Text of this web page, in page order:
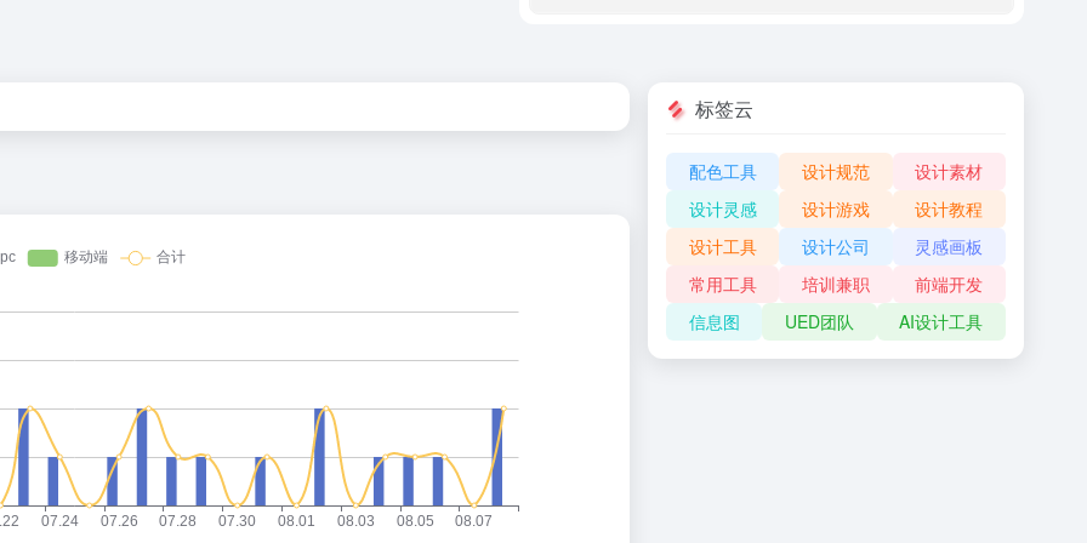
标签云
配色工具 设计规范
设计素材
设计灵感
设计游戏
设计教程
设计工具
设计公司
灵感画板
常用工具
培训兼职
前端开发
信息图
UED团队 AI设计工具